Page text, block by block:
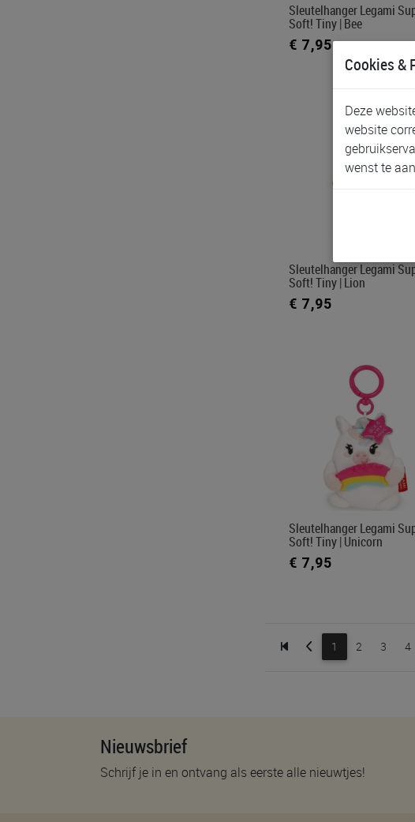
Sleutelhanger Legami
Soft! Tiny | Bee
€ 7,95
Sleutelhanger Legami
Soft! Tiny | Lion
€ 7,95
Sleutelhanger Legami
Soft! Tiny | Unicorn
€ 7,95
1 2 3 4
Nieuwsbrief
Schrijf je in en ontvang als eerste alle nieuwtjes!
Cookies &
Deze
website
wenst te